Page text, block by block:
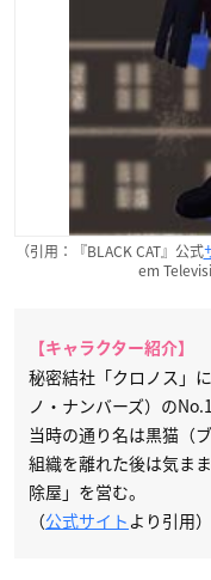
（引用：『BLACK CAT』公式
em
【キャラクター紹介】
秘密結社「クロノス」
ノ・ナンバーズ）の
当時の通り名は黒猫（
組織を離れた後は気ま
除屋」を営む。
（公式サイト より引用）